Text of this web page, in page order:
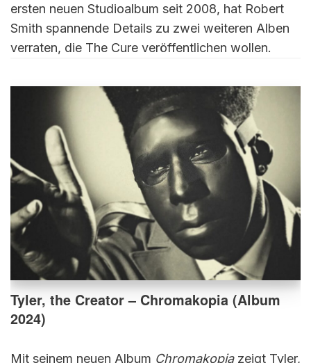
ersten neuen Studioalbum seit 2008, hat Robert
Smith spannende Details zu zwei weiteren Alben
verraten, die The Cure veröffentlichen wollen.
Tyler, the Creator – Chromakopia (Album
2024)
Mit seinem neuen Album Chromakopiazeigt Tyler,